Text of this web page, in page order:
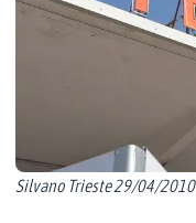
Silvano Trieste 29/04/2010